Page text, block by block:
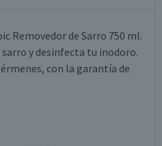
Removedor de Sarro 750 ml.
y desinfecta tu inodoro.
con la garantía de